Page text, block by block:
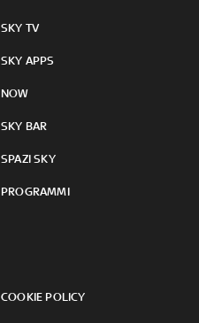
SKY TV
SKY APPS
NOW
SKY BAR
SPAZI SKY
PROGRAMMI
COOKIE POLICY